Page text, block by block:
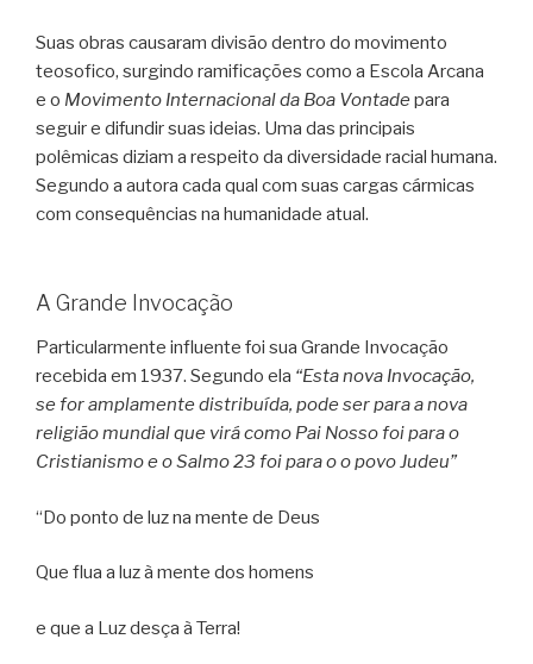
Suas obras causaram divisão dentro do movimento
teosofico, surgindo ramificações como a Escola Arcana
e o Movimento Internacional da Boa Vontade para
seguir e difundir suas ideias. Uma das principais
polêmicas diziam a respeito da diversidade racial humana.
Segundo a autora cada qual com suas cargas cármicas
com consequências na humanidade atual.
A Grande Invocação
Particularmente influente foi sua Grande Invocação
recebida em 1937. Segundo ela “Esta nova Invocação,
se for amplamente distribuída, pode ser para a nova
religião mundial que virá como Pai Nosso foi para o
Cristianismo e o Salmo 23 foi para o o povo Judeu”
“Do ponto de luz na mente de Deus
Que flua a luz à mente dos homens
e que a Luz desça à Terra!